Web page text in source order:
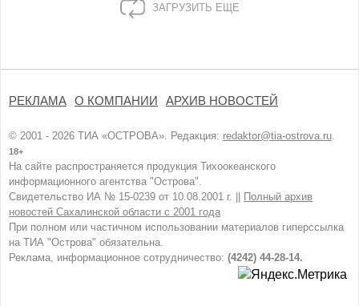
ЗАГРУЗИТЬ ЕЩЕ
РЕКЛАМА О КОМПАНИИ АРХИВ НОВОСТЕЙ
© 2001 - 2026 ТИА «ОСТРОВА». Редакция: redaktor@tia-ostrova.ru.
18+
На сайте распространяется продукция Тихоокеанского
информационного агентства "Острова".
Свидетельство ИА № 15-0239 от 10.08.2001 г. ||
Полный архив
новостей Сахалинской области с 2001 года
При полном или частичном использовании материалов гиперссылка
на ТИА "Острова" обязательна.
Реклама, информационное сотрудничество: (4242) 44-28-14.